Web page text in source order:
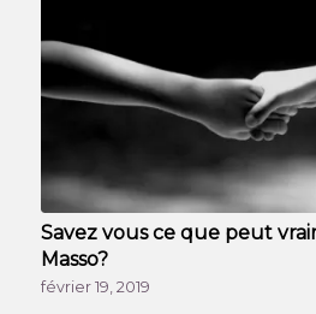
Savez vous ce que peut
Masso?
février 19, 2019